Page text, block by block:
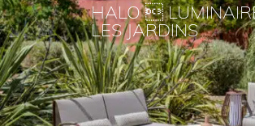
HALO 
LES JARDINS